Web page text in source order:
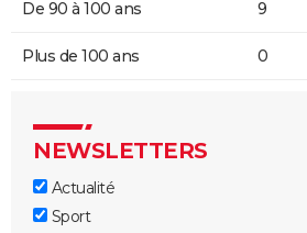
De 90 à 100 ans 9
Plus de 100 ans 0
NEWSLETTERS
Actualité
Sport